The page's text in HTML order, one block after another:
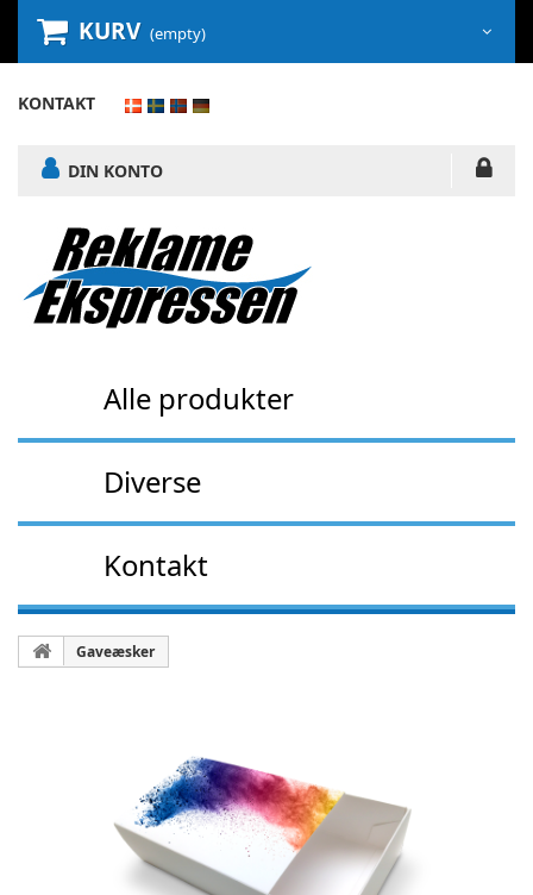
KURV (empty)
KONTAKT
DIN KONTO
Alle produkter
Diverse
Kontakt
Gaveæsker